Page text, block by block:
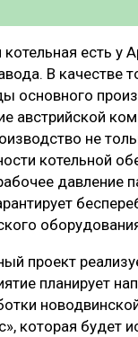
есть у
В качестве
основного
австрийской
не
котельной
давление
проект
планирует
которая будет